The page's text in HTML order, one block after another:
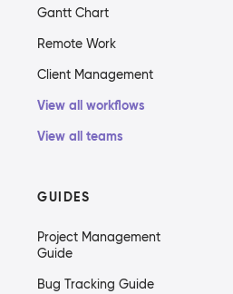
Gantt Chart
Remote Work
Client Management
View all workflows
View all teams
GUIDES
Project Management
Guide
Bug Tracking Guide